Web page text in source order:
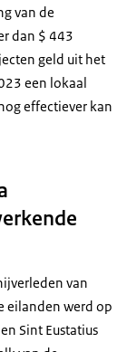
van de
dan $ 443
geld uit het
een lokaal
effectiever kan
van
eilanden werd op
Sint Eustatius